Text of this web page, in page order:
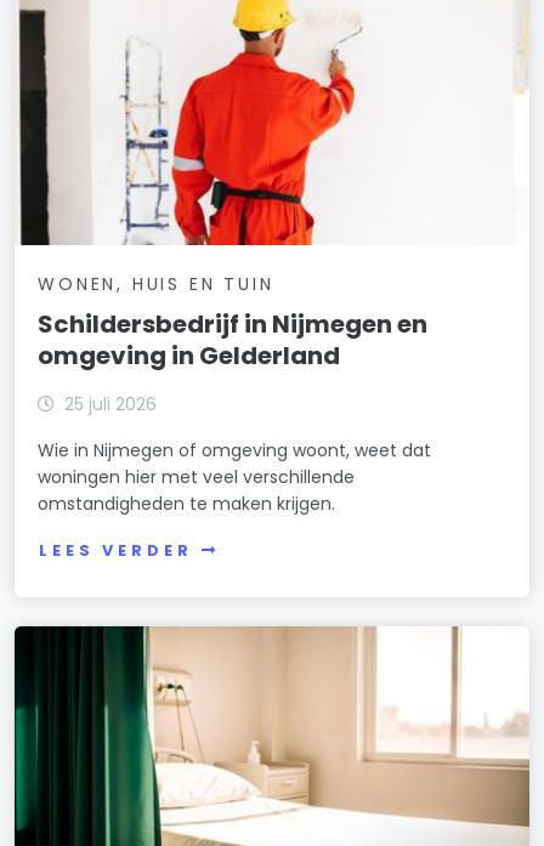
WONEN, HUIS EN TUIN
Schildersbedrijf in Nijmegen en
omgeving in Gelderland
25 juli 2026
Wie in Nijmegen of omgeving woont, weet dat
woningen hier met veel verschillende
omstandigheden te maken krijgen.
LEES VERDER